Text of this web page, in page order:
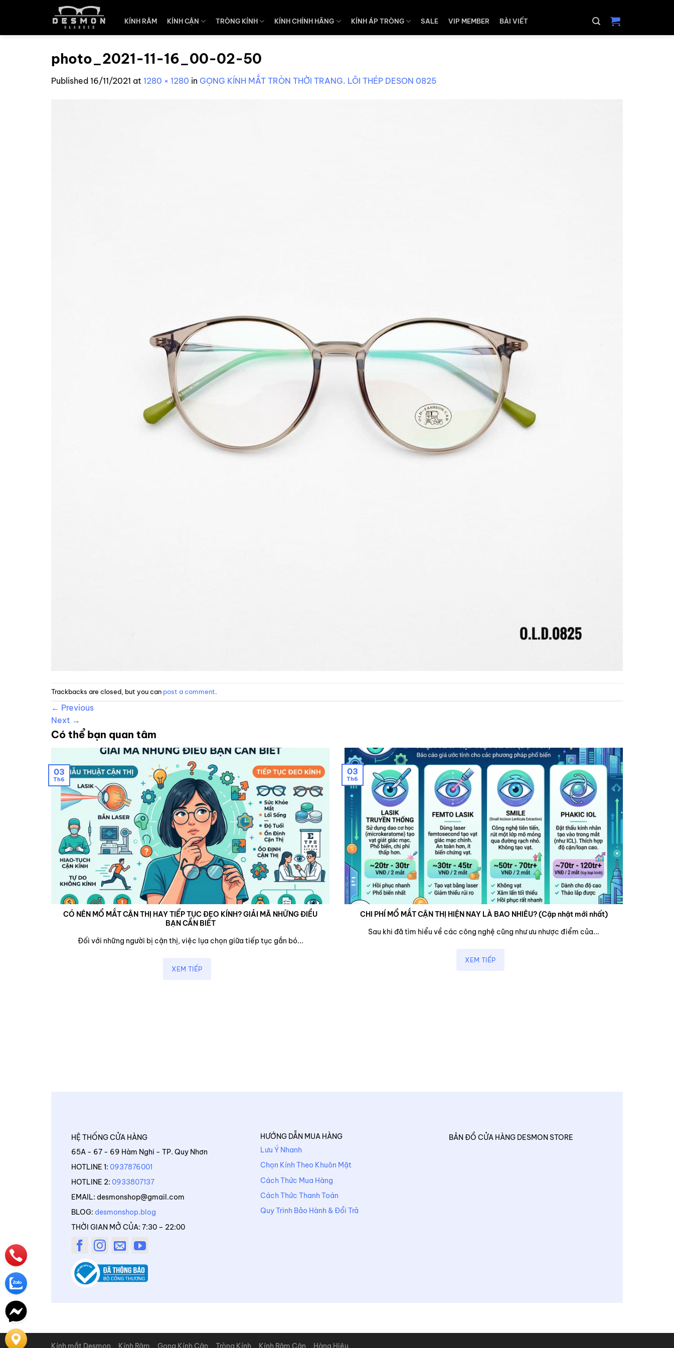
KÍNH RÂM KÍNH CẬN TRÒNG KÍNH KÍNH CHÍNH HÃNG KÍNH ÁP TRÒNG SALE VIP MEMBER BÀI VIẾT
photo_2021-11-16_00-02-50
Published 16/11/2021 at 1280 × 1280 in GỌNG KÍNH MẮT TRÒN THỜI TRANG. LÕI THÉP DESON 0825
Trackbacks are closed, but you can post a comment
← Previous
Next →
Có thể bạn quan tâm
CÓ NÊN MỔ MẮT CẬN THỊ HAY TIẾP TỤC ĐEO KÍNH? GIẢI MÃ NHỮNG ĐIỀU
BẠN CẦN BIẾT
Đối với những người bị cận thị, việc lụa chọn giữa tiếp tục gắn bó...
XEM TIẾP
03
Th6
CHI PHÍ MỔ MẮT CẬN THỊ HIỆN NAY LÀ BAO NHIÊU? (Cập nhật mới nhất)
Sau khi đã tìm hiểu về các công nghệ cũng như ưu nhược điểm của...
XEM TIẾP
03
Th6
HỆ THỐNG CỬA HÀNG
65A - 67 - 69 Hàm Nghi - TP. Quy Nhơn
HOTLINE 1: 0937876001
HOTLINE 2: 0933807137
EMAIL: desmonshop@gmail.com
BLOG: desmonshop.blog
THỜI GIAN MỞ CỦA: 7:30 – 22:00
HƯỚNG DẪN MUA HÀNG
Lưu Ý Nhanh
Chọn Kính Theo Khuôn Mặt
Cách Thức Mua Hàng
Cách Thức Thanh Toán
Quy Trình Bảo Hành & Đổi Trả
BẢN ĐỒ CỬA HÀNG DESMON STORE
Kính mắt Desmon Kính Râm Gọng Kính Cận Tròng Kính Kính Râm Cận Hàng Hiệu